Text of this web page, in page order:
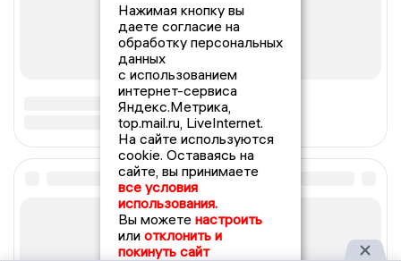
Нажимая кнопку вы
даете согласие на
обработку персональных
данных
с использованием
интернет-сервиса
Яндекс.Метрика,
top.mail.ru, LiveInternet.
На сайте используются
cookie. Оставаясь на
сайте, вы принимаете
все условия
использования.
Вы можете настроить
или отклонить и
покинуть сайт